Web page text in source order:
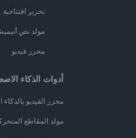
تحرير افتتاحية
مولد نص
محرر فيديو
أدوات الذكاء
محرر الفيديو
مولد المقاطع